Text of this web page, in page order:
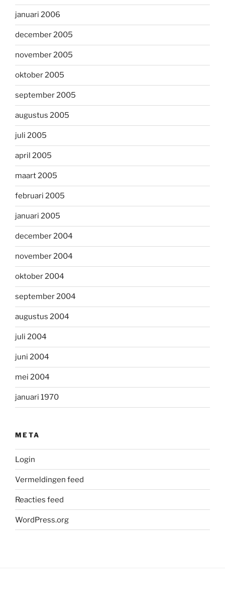
januari 2006
december 2005
november 2005
oktober 2005
september 2005
augustus 2005
juli 2005
april 2005
maart 2005
februari 2005
januari 2005
december 2004
november 2004
oktober 2004
september 2004
augustus 2004
juli 2004
juni 2004
mei 2004
januari 1970
META
Login
Vermeldingen feed
Reacties feed
WordPress.org